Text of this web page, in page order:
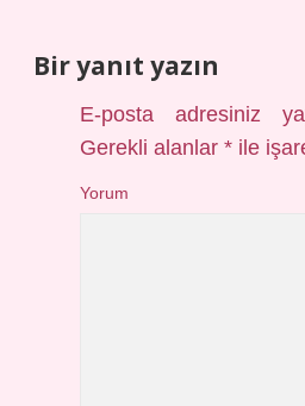
Bir yanıt yazın
E-posta adresiniz
Gerekli alanlar* ile
Yorum